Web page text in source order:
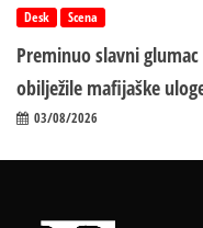
Desk Scena
Preminuo slavni
obilježile mafijaške
03/08/2026